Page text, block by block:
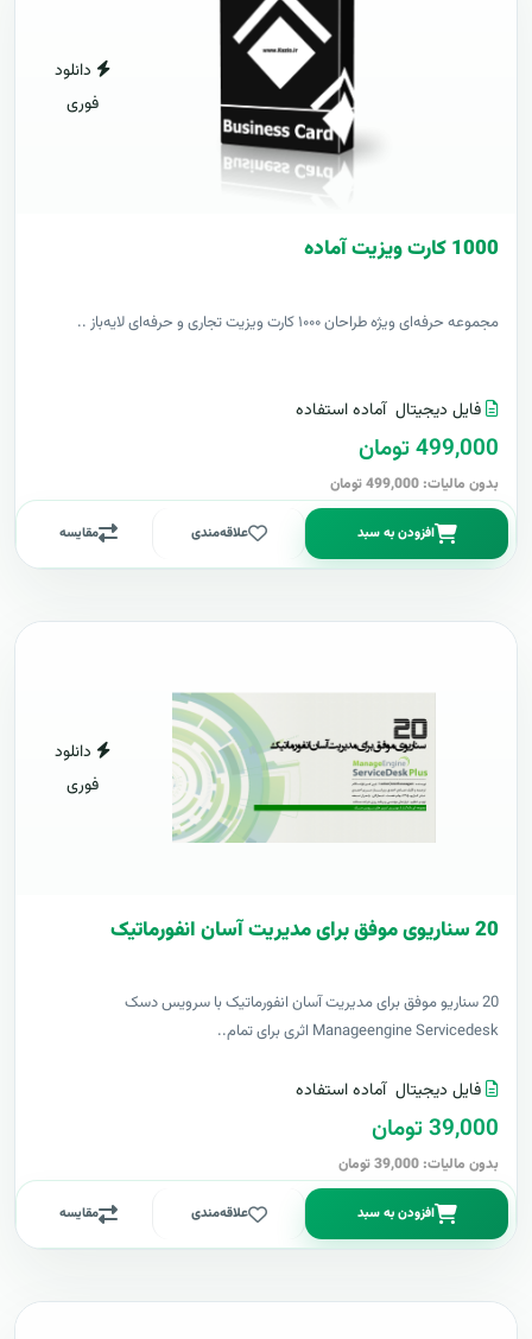
دانلود
فوری
1000 کارت ويزيت آماده
مجموعه حرفه‌ای ویژه طراحان ۱۰۰۰ کارت ویزیت تجاری و حرفه‌ای لایه‌باز ..
فایل دیجیتال آماده استفاده
499,000 تومان
بدون مالیات: 499,000 تومان
افزودن به سبد علاقه‌مندی مقایسه
دانلود
فوری
20 سناریوی موفق برای مدیریت آسان انفورماتیک
20 سناریو موفق برای مدیریت آسان انفورماتیک با سرویس دسک
Manageengine Servicedesk اثری برای تمام..
فایل دیجیتال آماده استفاده
39,000 تومان
بدون مالیات: 39,000 تومان
افزودن به سبد علاقه‌مندی مقایسه